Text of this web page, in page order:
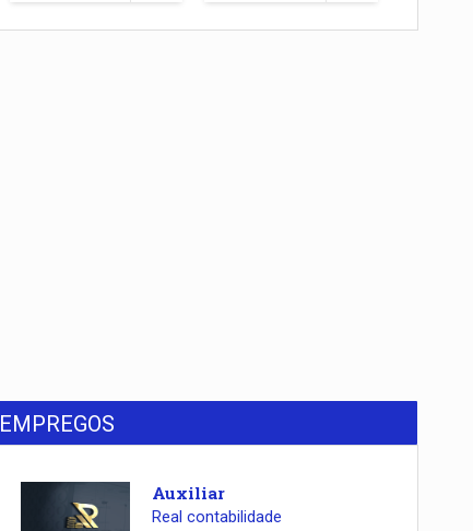
EMPREGOS
Auxiliar
Real contabilidade